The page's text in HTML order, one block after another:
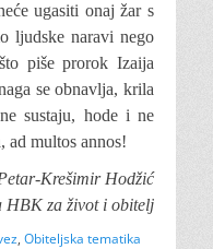
ugasiti onaj žar s
ljudske naravi nego
piše prorok Izaija
se obnavlja, krila
sustaju, hode i ne
ad multos annos!
Krešimir Hodžić
HBK za život i obitelj
, Obiteljska tematika